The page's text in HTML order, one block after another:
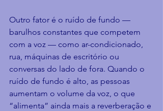
Outro fator é o ruído de fundo —
barulhos constantes que competem
com a voz — como ar-condicionado,
rua, máquinas de escritório ou
conversas do lado de fora. Quando o
ruído de fundo é alto, as pessoas
aumentam o volume da voz, o que
“alimenta” ainda mais a reverberação e